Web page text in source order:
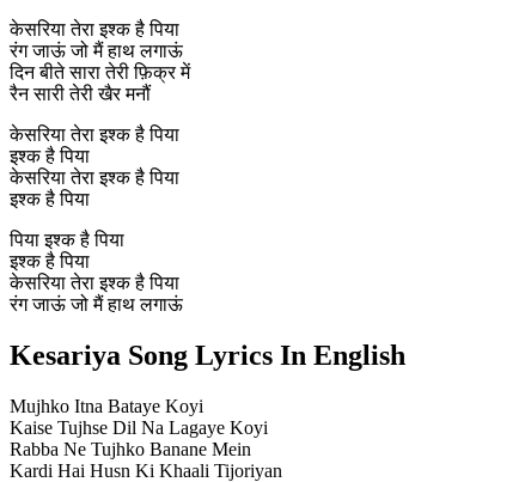
केसरिया तेरा इश्क है पिया
रंग जाऊं जो मैं हाथ लगाऊं
दिन बीते सारा तेरी फ़िक्र में
रैन सारी तेरी खैर मनौं
केसरिया तेरा इश्क है पिया
इश्क है पिया
केसरिया तेरा इश्क है पिया
इश्क है पिया
पिया इश्क है पिया
इश्क है पिया
केसरिया तेरा इश्क है पिया
रंग जाऊं जो मैं हाथ लगाऊं
Kesariya Song Lyrics In English
Mujhko Itna Bataye Koyi
Kaise Tujhse Dil Na Lagaye Koyi
Rabba Ne Tujhko Banane Mein
Kardi Hai Husn Ki Khaali Tijoriyan